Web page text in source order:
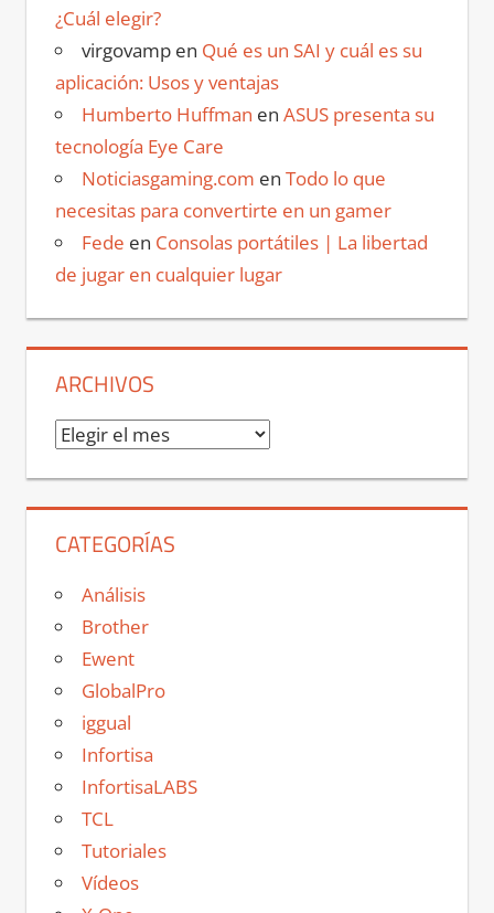
¿Cuál elegir?
virgovampen Qué es un SAI y cuál es su
aplicación: Usos y ventajas
Humberto Huffman en ASUS presenta su
tecnología Eye Care
Noticiasgaming.com en Todo lo que
necesitas para convertirte en un gamer
Fede en Consolas portátiles | La libertad
de jugar en cualquier lugar
ARCHIVOS
Archivos
CATEGORÍAS
Análisis
Brother
Ewent
GlobalPro
iggual
Infortisa
InfortisaLABS
TCL
Tutoriales
Vídeos